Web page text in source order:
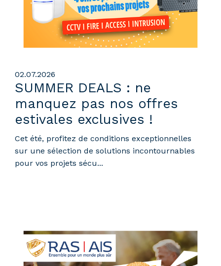
02.07.2026
SUMMER DEALS : ne
manquez pas nos offres
estivales exclusives !
Cet été, profitez de conditions exceptionnelles
sur une sélection de solutions incontournables
pour vos projets sécu...